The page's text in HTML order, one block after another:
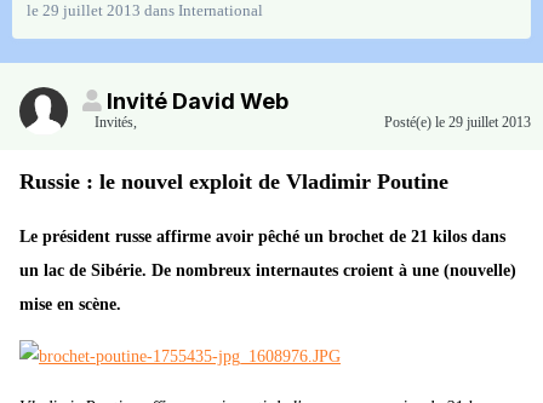
le 29 juillet 2013 dans International
Invité David Web
Invités, Posté(e) le 29 juillet 2013
Russie : le nouvel exploit de Vladimir Poutine
Le président russe affirme avoir pêché un brochet de 21 kilos dans
un lac de Sibérie. De nombreux internautes croient à une (nouvelle)
mise en scène.